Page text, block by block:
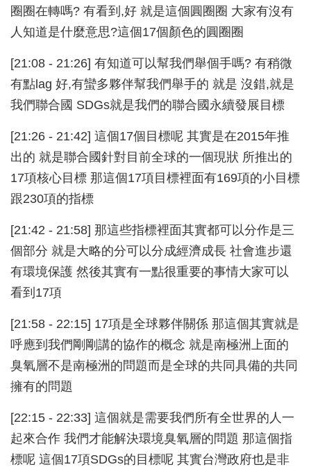
圈圈在轉嗎? 有看到,好 就是這個圓圈圈 大家有沒有
人知道是什麼意思?這個17個顏色的圓圈圈
[21:08 - 21:26] 有知道可以幫我們舉個手嗎? 有稍微
有點lag 好,有蠻多夥伴幫我們舉手的 就是 沒錯,就是
我們聯合國 SDGs就是我們的聯合國永續發展目標
[21:26 - 21:42] 這個17個目標呢 其實是在2015年推
出的 就是聯合國針對目前全球的一個現狀 所推出的
17項核心目標 那這個17項目標裡面有169項的小目標
跟230項的指標
[21:42 - 21:58] 那這些指標裡面其實都可以分作是三
個部分 就是大略的分可以分成經濟成長 社會進步還
有環境保護 然後其實有一點很重要的事情大家可以
看到17項
[21:58 - 22:15] 17項是全球夥伴關係 那這個其實就是
呼應到我們剛剛講的協作的概念 就是南極洲上面的
臭氧層不是南極洲的問題而是全球的共同具備的共同
擁有的問題
[22:15 - 22:33] 這個就是需要我們所有全世界的人一
起來合作 我們才能解決環境臭氧層的問題 那這個指
標呢 這個17項SDGs的目標呢 其實台灣政府也是非